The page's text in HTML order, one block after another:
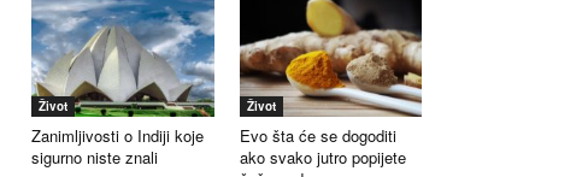
Život
Zanimljivosti o Indiji koje
sigurno niste znali
Život
Evo šta će se dogoditi
ako svako jutro popijete